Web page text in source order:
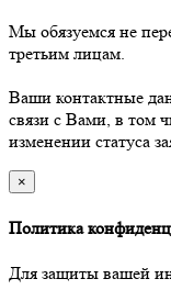
Мы обязуемся не
третьим лицам.
Ваши контактные
связи с Вами, в том
изменении статуса
×
Политика
Для защиты вашей